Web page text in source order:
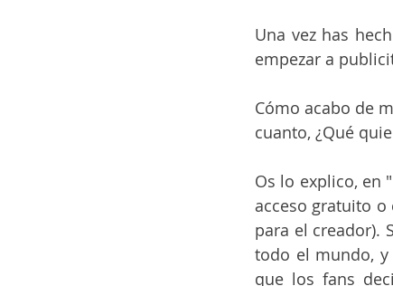
Una vez has
empezar a
Cómo acabo de
cuanto, ¿Qué
Os lo explico, en
acceso gratuito
para el creador).
todo el mundo,
que los fans